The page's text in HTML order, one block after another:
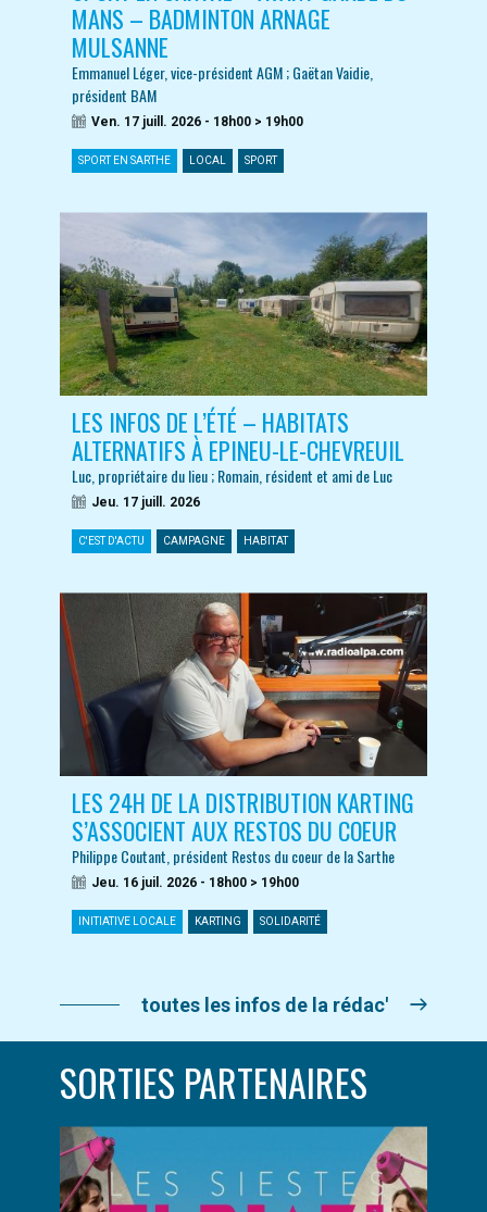
MANS – BADMINTON ARNAGE
MULSANNE
Emmanuel Léger, vice-président AGM ; Gaëtan Vaidie,
président BAM
Ven. 17 juill. 2026 - 18h00 > 19h00
SPORT EN SARTHE LOCAL SPORT
LES INFOS DE L’ÉTÉ – HABITATS
ALTERNATIFS À EPINEU-LE-CHEVREUIL
Luc, propriétaire du lieu ; Romain, résident et ami de Luc
Jeu. 17 juill. 2026
C'EST D'ACTU CAMPAGNE HABITAT
LES 24H DE LA DISTRIBUTION KARTING
S’ASSOCIENT AUX RESTOS DU COEUR
Philippe Coutant, président Restos du coeur de la Sarthe
Jeu. 16 juil. 2026 - 18h00 > 19h00
INITIATIVE LOCALE KARTING SOLIDARITÉ
toutes les infos de la rédac'
SORTIES PARTENAIRES